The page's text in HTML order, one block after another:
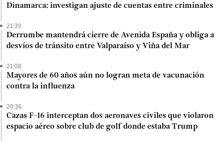
Dinamarca: investigan ajuste de cuentas entre criminales
21:39
Derrumbe mantendrá cierre de Avenida España y obliga a
desvíos de tránsito entre Valparaíso y Viña del Mar
21:08
Mayores de 60 años aún no logran meta de vacunación
contra la influenza
20:36
Cazas F-16 interceptan dos aeronaves civiles que violaron
espacio aéreo sobre club de golf donde estaba Trump